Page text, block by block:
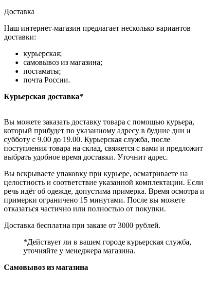
Доставка
Наш интернет-магазин предлагает несколько вариантов
доставки:
курьерская;
самовывоз из магазина;
постаматы;
почта России.
Курьерская доставка*
Вы можете заказать доставку товара с помощью курьера,
который прибудет по указанному адресу в будние дни и
субботу с 9.00 до 19.00. Курьерская служба, после
поступления товара на склад, свяжется с вами и предложит
выбрать удобное время доставки. Уточнит адрес.
Вы вскрываете упаковку при курьере, осматриваете на
целостность и соответствие указанной комплектации. Если
речь идёт об одежде, допустима примерка. Время осмотра и
примерки ограничено 15 минутами. После вы можете
отказаться частично или полностью от покупки.
Доставка бесплатна при заказе от 3000 рублей.
*Действует ли в вашем городе курьерская служба,
уточняйте у менеджера магазина.
Самовывоз из магазина